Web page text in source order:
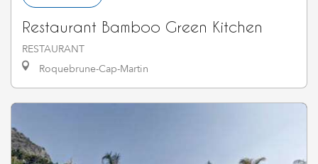
Restaurant Bamboo Green Kitchen
RESTAURANT
Roquebrune-Cap-Martin